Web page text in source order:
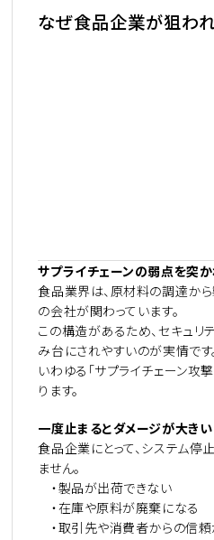
なぜ食品企業が狙わ
サプライチェーンの弱点を突
食品業界は、原材料の調達から
の会社が関わっています。
この構造があるため、セキュ
み台にされやすいのが実情です
いわゆる「サプライチェーン攻
ります。
一度止まるとダメージが大きい
食品企業にとって、システム停
ません。
・製品が出荷できない
・在庫や原料が廃棄になる
・取引先や消費者からの信頼